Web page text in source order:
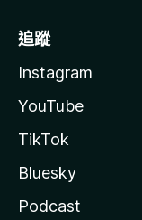
追蹤
Instagram
YouTube
TikTok
Bluesky
Podcast